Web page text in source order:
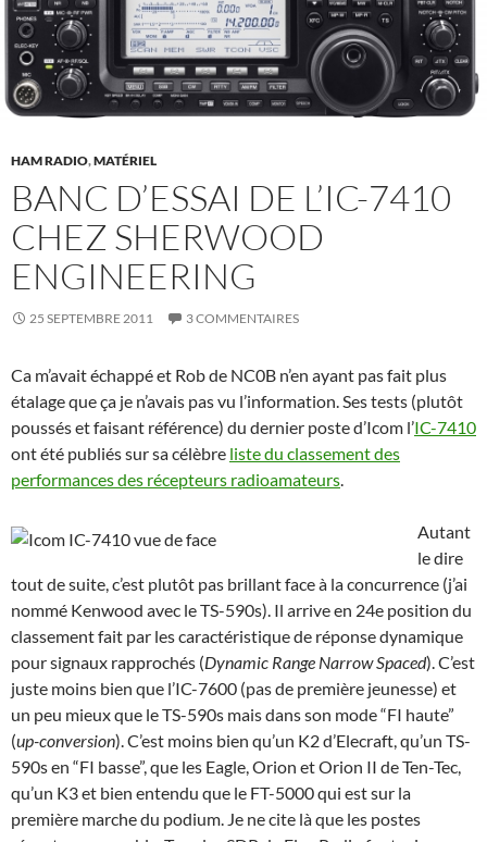
HAM RADIO,MATÉRIEL
BANC D’ESSAI DE L’IC-7410
CHEZ SHERWOOD
ENGINEERING
25 SEPTEMBRE 2011 3 COMMENTAIRES
Ca m’avait échappé et Rob de NC0B n’en ayant pas fait plus
étalage que ça je n’avais pas vu l’information. Ses tests (plutôt
poussés et faisant référence) du dernier poste d’Icom l’IC-7410
ont été publiés sur sa célèbre liste du classement des
performances des récepteurs radioamateurs.
Autant
le dire
tout de suite, c’est plutôt pas brillant face à la concurrence (j’ai
nommé Kenwood avec le TS-590s). Il arrive en 24e position du
classement fait par les caractéristique de réponse dynamique
pour signaux rapprochés (Dynamic Range Narrow Spaced). C’est
juste moins bien que l’IC-7600 (pas de première jeunesse) et
un peu mieux que le TS-590s mais dans son mode “FI haute”
(up-conversion). C’est moins bien qu’un K2 d’Elecraft, qu’un TS-
590s en “FI basse”, que les Eagle, Orion et Orion II de Ten-Tec,
qu’un K3 et bien entendu que le FT-5000 qui est sur la
première marche du podium. Je ne cite là que les postes